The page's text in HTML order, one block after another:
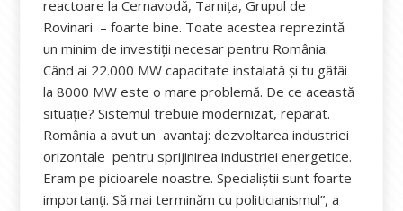
reactoare la Cernavodă, Tarnița, Grupul de
Rovinari – foarte bine. Toate acestea reprezintă
un minim de investiții necesar pentru România.
Când ai 22.000 MW capacitate instalată și tu gâfâi
la 8000 MW este o mare problemă. De ce această
situație? Sistemul trebuie modernizat, reparat.
România a avut un avantaj: dezvoltarea industriei
orizontale pentru sprijinirea industriei energetice.
Eram pe picioarele noastre. Specialiștii sunt foarte
importanți. Să mai terminăm cu politicianismul”, a